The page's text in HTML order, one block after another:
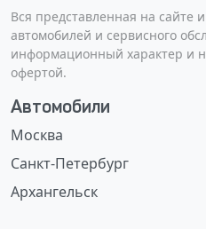
Вся представленная на
автомобилей и сервисного
информационный характер и
офертой.
Автомобили
Москва
Санкт-Петербург
Архангельск